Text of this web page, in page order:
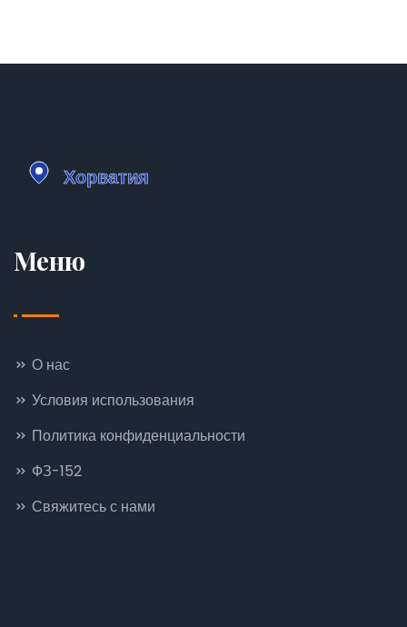
Меню
О нас
Условия использования
Политика конфиденциальности
ФЗ-152
Свяжитесь с нами